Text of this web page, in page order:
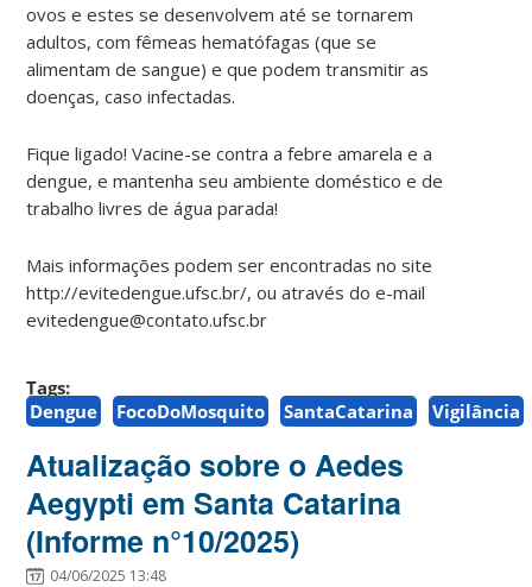
ovos e estes se desenvolvem até se tornarem
adultos, com fêmeas hematófagas (que se
alimentam de sangue) e que podem transmitir as
doenças, caso infectadas.
Fique ligado! Vacine-se contra a febre amarela e a
dengue, e mantenha seu ambiente doméstico e de
trabalho livres de água parada!
Mais informações podem ser encontradas no site
http://evitedengue.ufsc.br/, ou através do e-mail
evitedengue@contato.ufsc.br
Tags:
Dengue
FocoDoMosquito SantaCatarina Vigilância
Atualização sobre o Aedes
Aegypti em Santa Catarina
(Informe n°10/2025)
04/06/2025 13:48